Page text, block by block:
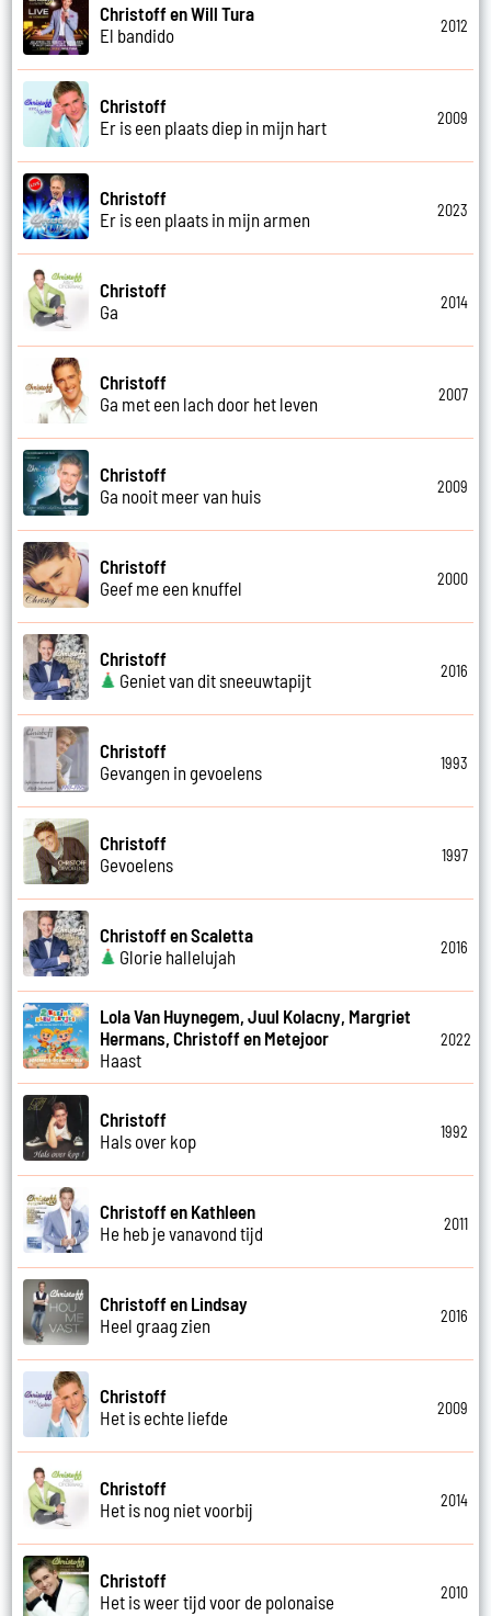
Christoff en Will Tura
El bandido
2012
Christoff
Er is een plaats diep in mijn hart
2009
Christoff
Er is een plaats in mijn armen
2023
Christoff
Ga
2014
Christoff
Ga met een lach door het leven
2007
Christoff
Ga nooit meer van huis
2009
Christoff
Geef me een knuffel
2000
Christoff
Geniet van dit sneeuwtapijt
2016
Christoff
Gevangen in gevoelens
1993
Christoff
Gevoelens
1997
Christoff en Scaletta
Glorie hallelujah
2016
Lola Van Huynegem, Juul Kolacny, Margriet
Hermans, Christoff en Metejoor
Haast
2022
Christoff
Hals over kop
1992
Christoff en Kathleen
He heb je vanavond tijd
2011
Christoff en Lindsay
Heel graag zien
2016
Christoff
Het is echte liefde
2009
Christoff
Het is nog niet voorbij
2014
Christoff
Het is weer tijd voor de polonaise
2010